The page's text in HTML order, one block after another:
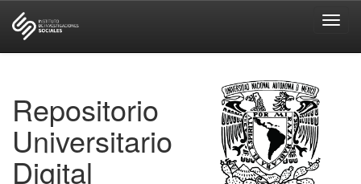
Repositorio
Universitario
Digital